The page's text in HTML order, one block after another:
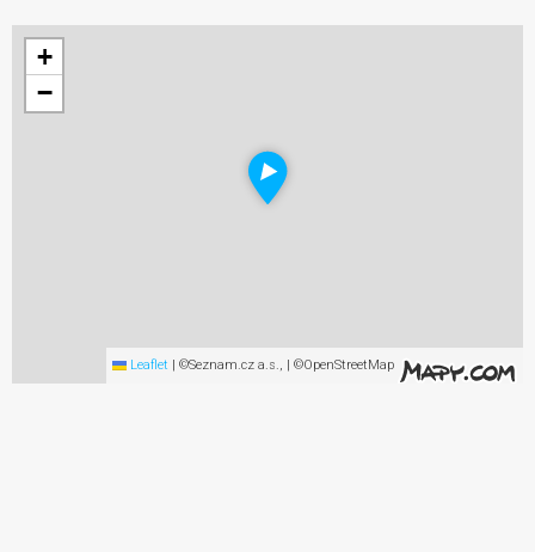
+
−
Leaflet | ©Seznam.cz a.s., | ©OpenStreetMap